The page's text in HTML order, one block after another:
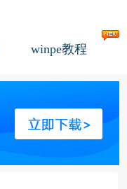
winpe教程